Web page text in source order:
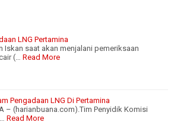
LNG Pertamina
Iskan saat akan menjalani pemeriksaan
(…
Read More
Pengadaan LNG Di Pertamina
– (harianbuana.com).Tim Penyidik Komisi
Read More